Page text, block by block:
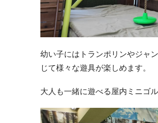
幼い子にはトランポリンやジャ
じて様々な遊具が楽しめます。
大人も一緒に遊べる屋内ミニゴ